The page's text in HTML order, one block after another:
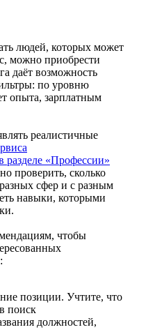
людей, которых может
можно приобрести
даёт возможность
по уровню
опыта, зарплатным
реалистичные
разделе «Профессии»
проверить, сколько
сфер и с разным
навыки, которыми
чтобы
позиции. Учтите, что
поиск
должностей,